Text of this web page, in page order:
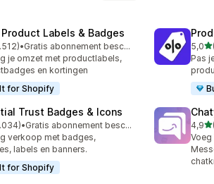
Product Labels & Badges
sterren
in totaal
•
Gratis abonnement beschikbaar
je omzet met productlabels,
en kortingen
for Shopify
5,0
619
Pas
Trust Badges & Icons
sterren
in totaal
•
Gratis abonnement beschikbaar
verkoop met badges,
labels en banners.
for Shopify
4,9
289